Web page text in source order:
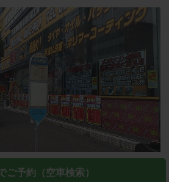
ご予約（空車検索）